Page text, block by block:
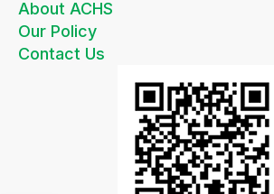
About ACHS
Our Policy
Contact Us